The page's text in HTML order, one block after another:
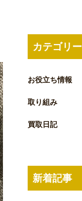
カテゴリー
お役立ち情報
取り組み
買取日記
新着記事